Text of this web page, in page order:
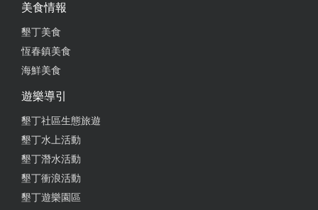
美食情報
墾丁美食
恆春鎮美食
海鮮美食
遊樂導引
墾丁社區生態旅遊
墾丁水上活動
墾丁潛水活動
墾丁衝浪活動
墾丁遊樂園區